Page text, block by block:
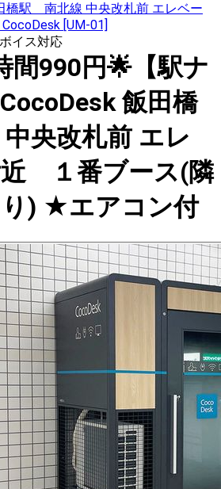
橋駅 南北線 中央改札前 エレベー
[UM-01]
イス対応
間990円🌟【駅ナ
飯田橋
央改札前 エレ
１番ブース(隣
) ★エアコン付